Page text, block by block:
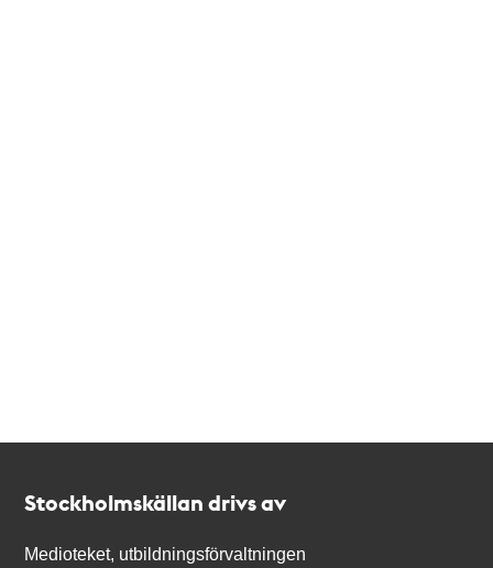
Stockholmskällan drivs av
Medioteket, utbildningsförvaltningen